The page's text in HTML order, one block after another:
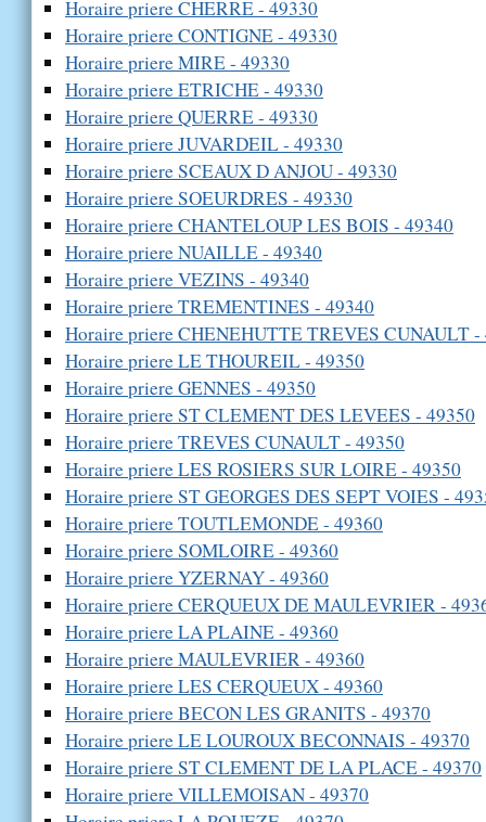
Horaire priere CHERRE - 49330
Horaire priere CONTIGNE - 49330
Horaire priere MIRE - 49330
Horaire priere ETRICHE - 49330
Horaire priere QUERRE - 49330
Horaire priere JUVARDEIL - 49330
Horaire priere SCEAUX D ANJOU - 49330
Horaire priere SOEURDRES - 49330
Horaire priere CHANTELOUP LES BOIS - 49340
Horaire priere NUAILLE - 49340
Horaire priere VEZINS - 49340
Horaire priere TREMENTINES - 49340
Horaire priere CHENEHUTTE TREVES CUNAULT -
Horaire priere LE THOUREIL - 49350
Horaire priere GENNES - 49350
Horaire priere ST CLEMENT DES LEVEES - 49350
Horaire priere TREVES CUNAULT - 49350
Horaire priere LES ROSIERS SUR LOIRE - 49350
Horaire priere ST GEORGES DES SEPT VOIES -
Horaire priere TOUTLEMONDE - 49360
Horaire priere SOMLOIRE - 49360
Horaire priere YZERNAY - 49360
Horaire priere CERQUEUX DE MAULEVRIER -
Horaire priere LA PLAINE - 49360
Horaire priere MAULEVRIER - 49360
Horaire priere LES CERQUEUX - 49360
Horaire priere BECON LES GRANITS - 49370
Horaire priere LE LOUROUX BECONNAIS - 49370
Horaire priere ST CLEMENT DE LA PLACE - 49370
Horaire priere VILLEMOISAN - 49370